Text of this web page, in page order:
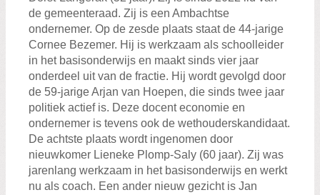
de gemeenteraad. Zij is een Ambachtse
ondernemer. Op de zesde plaats staat de 44-jarige
Cornee Bezemer. Hij is werkzaam als schoolleider
in het basisonderwijs en maakt sinds vier jaar
onderdeel uit van de fractie. Hij wordt gevolgd door
de 59-jarige Arjan van Hoepen, die sinds twee jaar
politiek actief is. Deze docent economie en
ondernemer is tevens ook de wethouderskandidaat.
De achtste plaats wordt ingenomen door
nieuwkomer Lieneke Plomp-Saly (60 jaar). Zij was
jarenlang werkzaam in het basisonderwijs en werkt
nu als coach. Een ander nieuw gezicht is Jan